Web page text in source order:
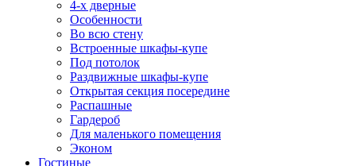
4-х дверные
Особенности
Во всю стену
Встроенные шкафы-купе
Под потолок
Раздвижные шкафы-купе
Открытая секция посередине
Распашные
Гардероб
Для маленького помещения
Эконом
Гостиные